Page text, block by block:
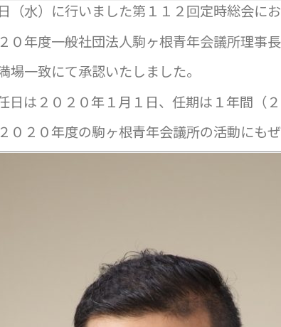
（水）に行いました第１１２回定時総会にお
０年度一般社団法人駒ヶ根青年会議所理事
場一致にて承認いたしました。
日は２０２０年１月１日、任期は１年間（
０２０年度の駒ヶ根青年会議所の活動にも